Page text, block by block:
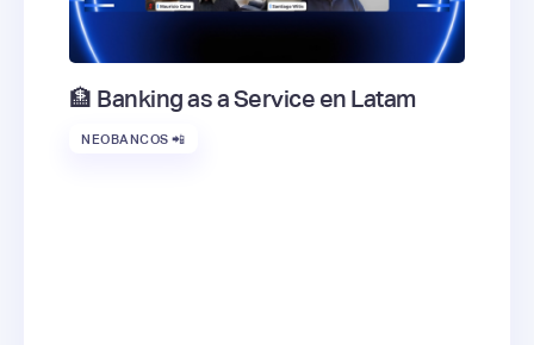
🏦 Banking as a Service en Latam
NEOBANCOS 📲